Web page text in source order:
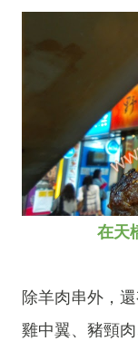
在天
除羊肉串外，
雞中翼、豬頸